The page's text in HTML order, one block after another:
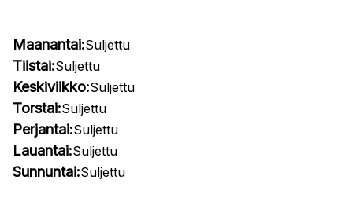
Maanantai:Suljettu
Tiistai:Suljettu
Keskiviikko:Suljettu
Torstai:Suljettu
Perjantai:Suljettu
Lauantai:Suljettu
Sunnuntai:Suljettu